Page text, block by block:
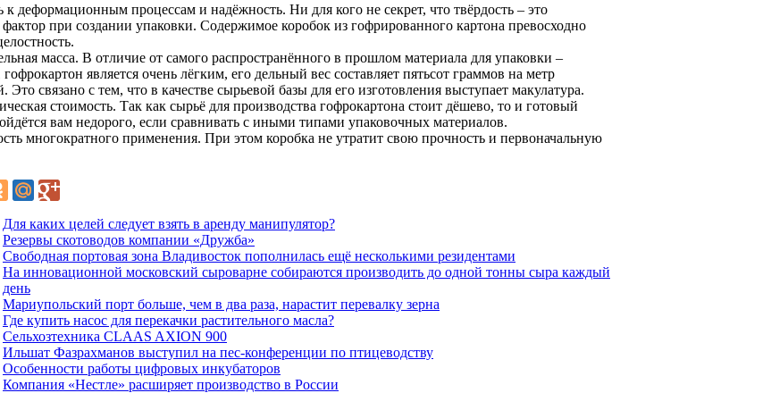
к деформационным процессам и надёжность. Ни для кого не секрет, что твёрдость – это
при создании упаковки. Содержимое коробок из гофрированного картона превосходно
масса. В отличие от самого распространённого в прошлом материала для упаковки –
является очень лёгким, его дельный вес составляет пятьсот граммов на метр
Это связано с тем, что в качестве сырьевой базы для его изготовления выступает макулатура.
стоимость. Так как сырьё для производства гофрокартона стоит дёшево, то и готовый
вам недорого, если сравнивать с иными типами упаковочных материалов.
многократного применения. При этом коробка не утратит свою прочность и первоначальную
Для каких целей следует взять в аренду манипулятор?
Резервы скотоводов компании «Дружба»
Свободная портовая зона Владивосток пополнилась ещё несколькими резидентами
На инновационной московский сыроварне собираются производить до одной тонны сыра каждый
день
Мариупольский порт больше, чем в два раза, нарастит перевалку зерна
Где купить насос для перекачки растительного масла?
Сельхозтехника CLAAS AXION 900
Ильшат Фазрахманов выступил на пес-конференции по птицеводству
Особенности работы цифровых инкубаторов
Компания «Нестле» расширяет производство в России